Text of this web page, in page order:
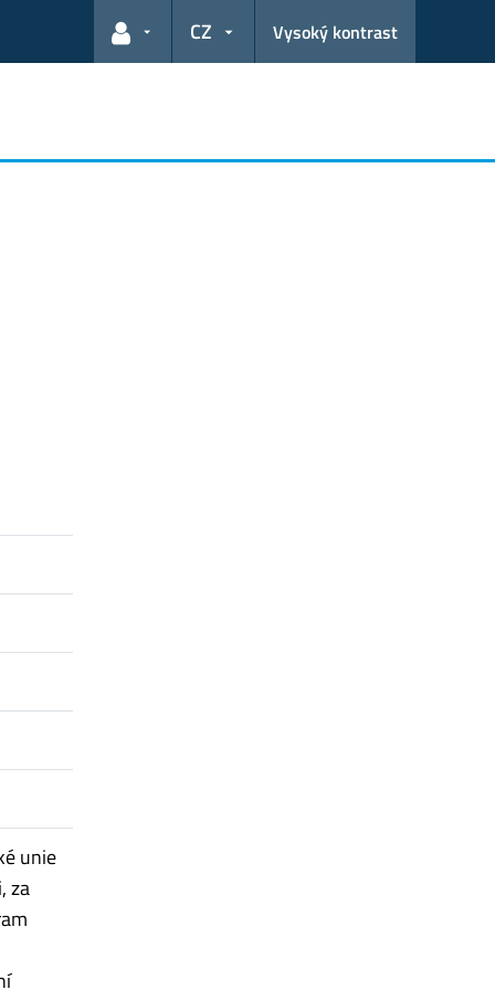
Odkazy pro uživatele
CZ Vysoký kontrast
unie
za